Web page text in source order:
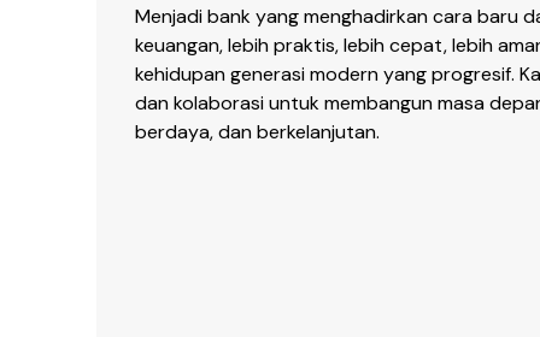
Menjadi bank yang menghadirkan cara baru
keuangan, lebih praktis, lebih cepat, lebih
kehidupan generasi modern yang progresif.
dan kolaborasi untuk membangun masa
berdaya, dan berkelanjutan.